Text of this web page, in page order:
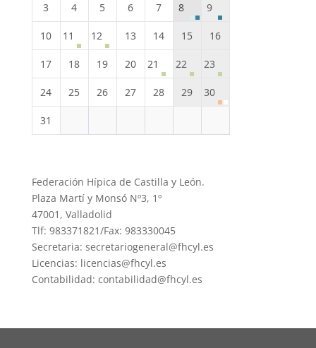
3 4 5 6 7 8 9
10 11 12 13 14 15 16
17 18 19 20 21 22 23
24 25 26 27 28 29 30
31
Federación Hípica de Castilla y León.
Plaza Martí y Monsó Nº3, 1º
47001, Valladolid
Tlf: 983371821/Fax: 983330045
Secretaria: secretariogeneral@fhcyl.es
Licencias: licencias@fhcyl.es
Contabilidad: contabilidad@fhcyl.es